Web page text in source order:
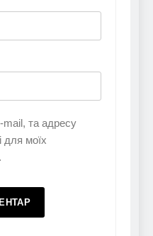
mail, та адресу
для моїх